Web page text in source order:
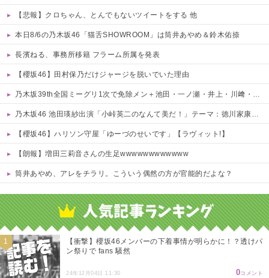
【悲報】クロちゃん、とんでもないツイートをする 他
本日8/6の乃木坂46「猫舌SHOWROOM」は筒井あやめ＆鈴木佑捺
長濱ねる、事務所移籍 フラーム所属を発表
【櫻坂46】田村保乃だけジャージを脱いでいた理由
乃木坂39th全国ミーグリ1次で免除メン＋池田・一ノ瀬・井上・川﨑・菅原・中西が全完売
乃木坂46 池田瑛紗出演「小峠英二のなんて美だ！」テーマ：徳川家康【2025.8.5 24:00〜 TOKYO MX】
【櫻坂46】ハリソン守屋「ゆーづのせいです」【ラヴィット!】
【朗報】増田三莉音さんの生足wwwwwwwwwwww
筒井あやめ、アレをチラリ。こういう偶然の方が官能的だよな？
【衝撃】櫻坂46メンバーの下着事情が明らかに！？透けパ
ン祭りで fans 騒然
24年12月04日 11:30 0コメント